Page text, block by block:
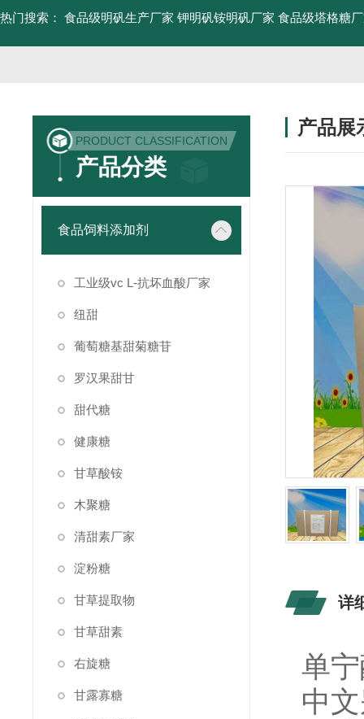
热门搜索： 食品级明矾生产厂家 钾明矾铵明矾厂家 食品级塔格糖
PRODUCT CLASSIFICATION
产品分类
食品饲料添加剂
工业级vc L-抗坏血酸厂家
纽甜
葡萄糖基甜菊糖苷
罗汉果甜甘
甜代糖
健康糖
甘草酸铵
木聚糖
清甜素厂家
淀粉糖
甘草提取物
甘草甜素
右旋糖
甘露寡糖
产品展
详
单
中